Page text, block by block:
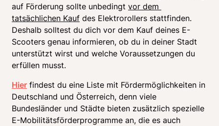
auf Förderung sollte unbedingt vor dem
tatsächlichen Kauf des Elektrorollers stattfinden.
Deshalb solltest du dich vor dem Kauf deines E-
Scooters genau informieren, ob du in deiner Stadt
unterstützt wirst und welche Voraussetzungen du
erfüllen musst.
Hier findest du eine Liste mit Fördermöglichkeiten in
Deutschland und Österreich, denn viele
Bundesländer und Städte bieten zusätzlich spezielle
E-Mobilitätsförderprogramme an, die es auch